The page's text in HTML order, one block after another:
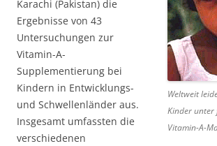
Weltweit
Kinder unter
Vitamin-A-
Karachi (Pakistan) die
Ergebnisse von 43
Untersuchungen zur
Vitamin-A-
Supplementierung bei
Kindern in Entwicklungs-
und Schwellenländer aus.
Insgesamt umfassten die
verschiedenen